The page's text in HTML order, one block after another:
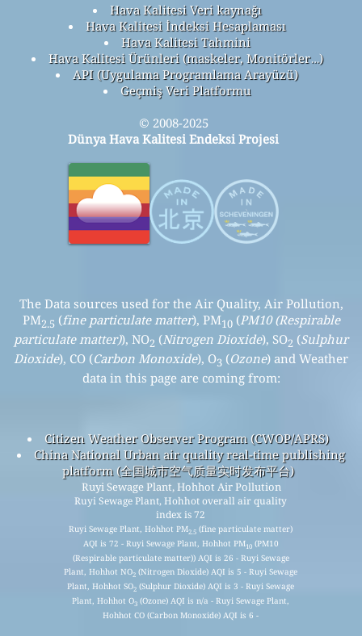
Hava Kalitesi Veri kaynağı
Hava Kalitesi İndeksi Hesaplaması
Hava Kalitesi Tahmini
Hava Kalitesi Ürünleri (maskeler, Monitörler…)
API (Uygulama Programlama Arayüzü)
Geçmiş Veri Platformu
© 2008-2025
Dünya Hava Kalitesi Endeksi Projesi
The Data sources used for the Air Quality, Air Pollution,
PM2.5 (fine particulate matter), PM10(PM10 (Respirable
particulate matter)), NO2 (Nitrogen Dioxide), SO2 (Sulphur
Dioxide), CO (Carbon Monoxide), O3 (Ozone) and Weather
data in this page are coming from:
Citizen Weather Observer Program (CWOP/APRS)
China National Urban air quality real-time publishing
platform (全国城市空气质量实时发布平台)
Ruyi Sewage Plant, Hohhot Air Pollution
Ruyi Sewage Plant, Hohhot overall air quality
index is 72
Ruyi Sewage Plant, Hohhot PM2.5 (fine particulate matter)
AQI is 72 - Ruyi Sewage Plant, Hohhot PM10(PM10
(Respirable particulate matter)) AQI is 26 - Ruyi Sewage
Plant, Hohhot NO2 (Nitrogen Dioxide) AQI is 5 - Ruyi Sewage
Plant, Hohhot SO2 (Sulphur Dioxide) AQI is 3 - Ruyi Sewage
Plant, Hohhot O3 (Ozone) AQI is n/a - Ruyi Sewage Plant,
Hohhot CO (Carbon Monoxide) AQI is 6 -